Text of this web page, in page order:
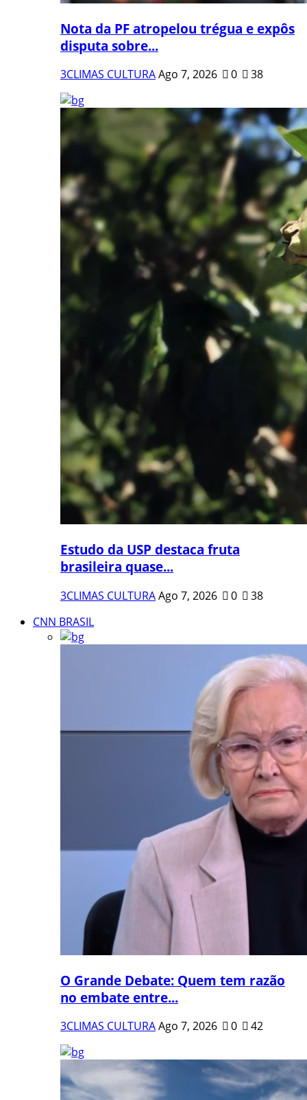
Nota da PF atropelou trégua e expôs
disputa sobre...
3CLIMAS CULTURAAgo 7, 2026 0 38
Estudo da USP destaca fruta
brasileira quase...
3CLIMAS CULTURAAgo 7, 2026 0
38
CNN BRASIL
O Grande Debate: Quem tem razão
no embate entre...
3CLIMAS CULTURAAgo 7, 2026 0 42